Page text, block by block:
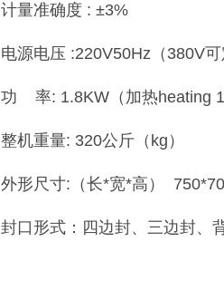
计量准确度 : ±3%
电源电压 :220V50Hz（380V可
功 率: 1.8KW（加热heating
整机重量: 320公斤（kg）
外形尺寸:（长*宽*高）
封口形式：四边封、三边封、